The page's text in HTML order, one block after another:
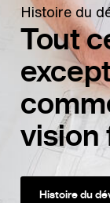
Histoire du
Tout
vision
Histoire du